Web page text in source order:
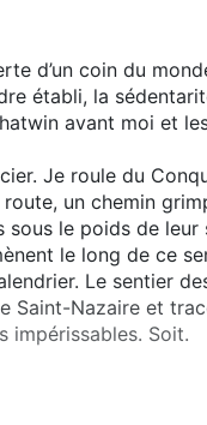
d’un coin du
établi, la
avant moi et
Je roule du
un chemin
sous le poids de
le long de ce
Le sentier
Nazaire et
impérissables. Soit.